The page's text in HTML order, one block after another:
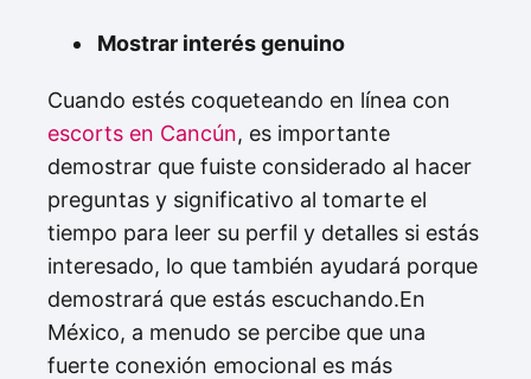
Mostrar interés genuino
Cuando estés coqueteando en línea con
escorts en Cancún, es importante
demostrar que fuiste considerado al hacer
preguntas y significativo al tomarte el
tiempo para leer su perfil y detalles si estás
interesado, lo que también ayudará porque
demostrará que estás escuchando.En
México, a menudo se percibe que una
fuerte conexión emocional es más